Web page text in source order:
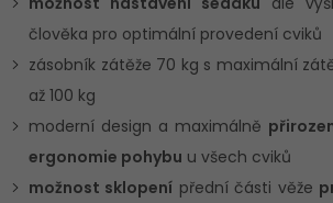
člověka pro optimální provedení cviků
zásobník zátěže 70 kg s maximální
až 100 kg
moderní design a maximálně
ergonomie pohybu u všech cviků
možnost sklopení přední části věže